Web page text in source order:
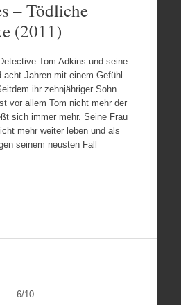
– Tödliche
(2011)
Tom Adkins und seine
acht Jahren mit einem Gefühl
ihr zehnjähriger Sohn
vor allem Tom nicht mehr der
sich immer mehr. Seine Frau
mehr weiter leben und als
seinem neusten Fall
6/10